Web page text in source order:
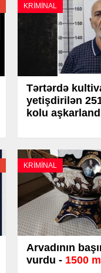
KRİMİNAL
Tərtərdə
yetişdirilən
kolu
KRİMİNAL
Arvadının
vurdu - 1500